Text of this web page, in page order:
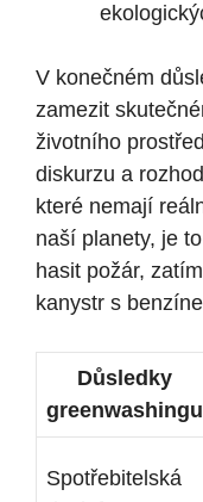
V konečném
zamezit
životního
diskurzu a
které nemají
naší planety, je
hasit požár,
kanystr s
Důsledky
greenwashingu
Spotřebitelská